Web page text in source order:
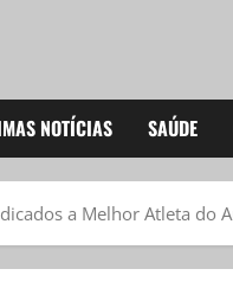
NOTÍCIAS SAÚDE
a Melhor Atleta do